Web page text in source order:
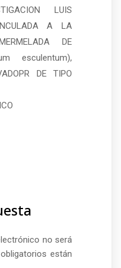
LUIS
A LA
DE
esculentum),
DE TIPO
no será
están